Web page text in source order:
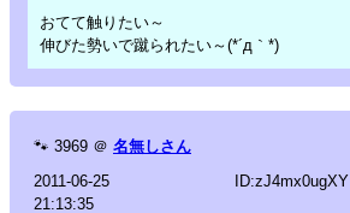
おてて触りたい～
伸びた勢いで蹴られたい～(*´д｀*)
🐾 3969 ＠ 名無しさん
2011-06-25
21:13:35
ID:zJ4mx0ugXY